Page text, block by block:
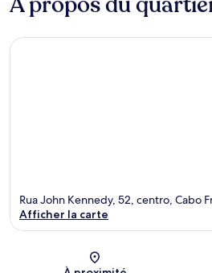
Rua John Kennedy, 52, centro, Cabo
Afficher la carte